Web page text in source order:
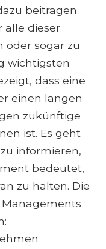
beitragen
alle dieser
oder sogar zu
wichtigsten
dass eine
einen langen
zukünftige
ist. Es geht
informieren,
bedeutet,
zu halten. Die